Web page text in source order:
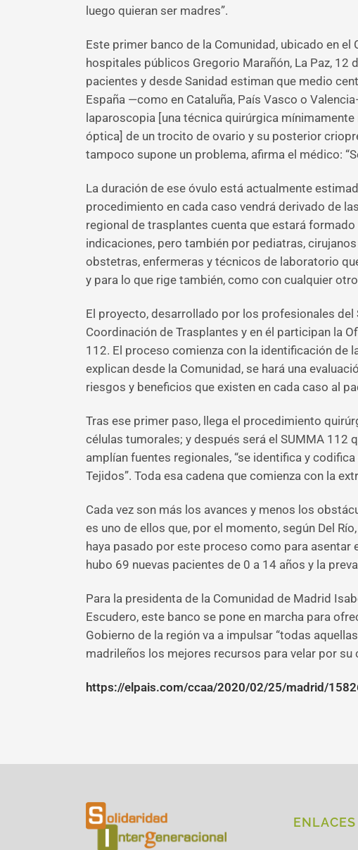
luego quieran ser madres”.
Este primer banco de la Comunidad, ubicado en
hospitales públicos Gregorio Marañón, La Paz, 12
pacientes y desde Sanidad estiman que medio
España —como en Cataluña, País Vasco o
laparoscopia [una técnica quirúrgica
óptica] de un trocito de ovario y su posterior
tampoco supone un problema, afirma el médico:
La duración de ese óvulo está actualmente
procedimiento en cada caso vendrá derivado de
regional de trasplantes cuenta que estará
indicaciones, pero también por pediatras,
obstetras, enfermeras y técnicos de laboratorio
y para lo que rige también, como con cualquier
El proyecto, desarrollado por los profesionales
Coordinación de Trasplantes y en él participan la
112. El proceso comienza con la identificación de
explican desde la Comunidad, se hará una
riesgos y beneficios que existen en cada caso al
Tras ese primer paso, llega el procedimiento
células tumorales; y después será el SUMMA 112
amplían fuentes regionales, “se identifica y
Tejidos”. Toda esa cadena que comienza con la
Cada vez son más los avances y menos los
es uno de ellos que, por el momento, según Del
haya pasado por este proceso como para asentar
hubo 69 nuevas pacientes de 0 a 14 años y la
Para la presidenta de la Comunidad de Madrid
Escudero, este banco se pone en marcha para
Gobierno de la región va a impulsar “todas
madrileños los mejores recursos para velar por su
https://elpais.com/ccaa/2020/02/25/madrid/
ENLACES